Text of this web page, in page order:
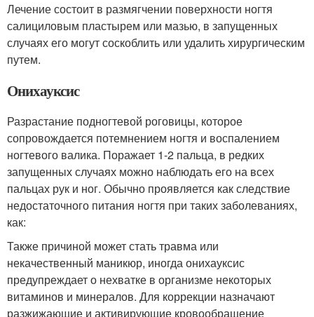
Лечение состоит в размягчении поверхности ногтя
салициловым пластырем или мазью, в запущенных
случаях его могут соскоблить или удалить хирургическим
путем.
Онихауксис
Разрастание подногтевой роговицы, которое
сопровождается потемнением ногтя и воспалением
ногтевого валика. Поражает 1-2 пальца, в редких
запущенных случаях можно наблюдать его на всех
пальцах рук и ног. Обычно проявляется как следствие
недостаточного питания ногтя при таких заболеваниях,
как:
Также причиной может стать травма или
некачественный маникюр, иногда онихауксис
предупреждает о нехватке в организме некоторых
витаминов и минералов. Для коррекции назначают
разжижающие и активирующие кровообращение